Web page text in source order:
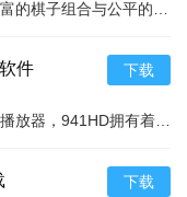
件 下载
下载